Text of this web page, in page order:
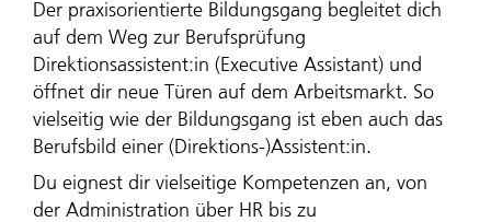
Der praxisorientierte Bildungsgang begleitet dich
auf dem Weg zur Berufsprüfung
Direktionsassistent:in (Executive Assistant) und
öffnet dir neue Türen auf dem Arbeitsmarkt. So
vielseitig wie der Bildungsgang ist eben auch das
Berufsbild einer (Direktions-)Assistent:in.
Du eignest dir vielseitige Kompetenzen an, von
der Administration über HR bis zu